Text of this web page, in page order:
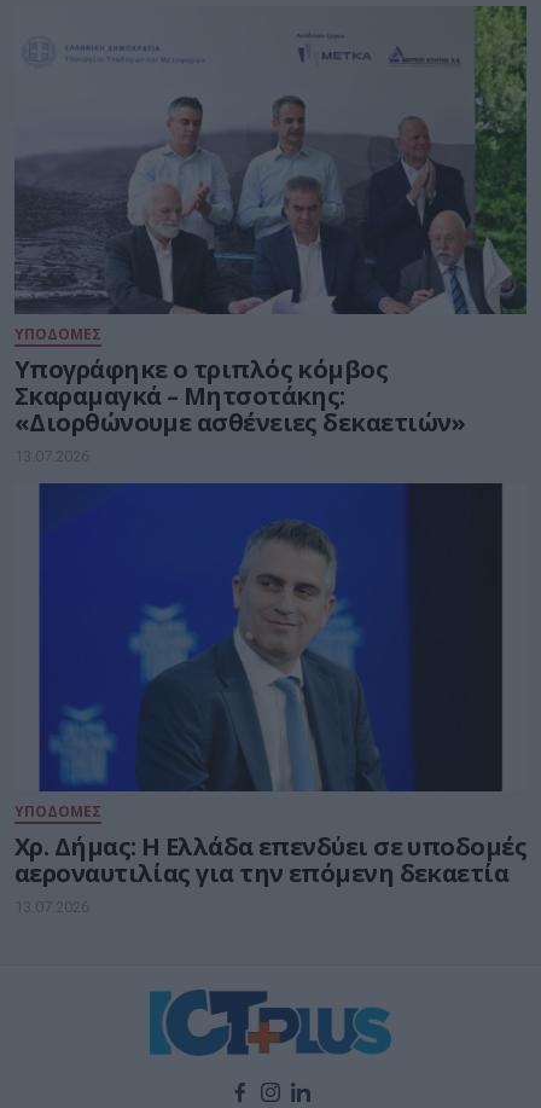
ΥΠΟΔΟΜΕΣ
Υπογράφηκε ο τριπλός κόμβος
Σκαραμαγκά – Μητσοτάκης:
«Διορθώνουμε ασθένειες δεκαετιών»
13.07.2026
ΥΠΟΔΟΜΕΣ
Χρ. Δήμας: Η Ελλάδα επενδύει σε υποδομές
αεροναυτιλίας για την επόμενη δεκαετία
13.07.2026